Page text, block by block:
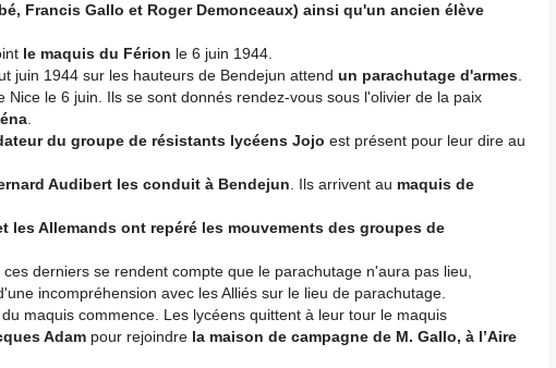
Francis Gallo et Roger Demonceaux) ainsi qu'un ancien élève
le maquis du Férion le 6 juin 1944.
juin 1944 sur les hauteurs de Bendejun attend un parachutage d'armes
Nice le 6 juin. Ils se sont donnés rendez-vous sous l'olivier de la paix
du groupe de résistants lycéens Jojo est présent pour leur dire au
Audibert les conduit à Bendejun . Ils arrivent au maquis de
les Allemands ont repéré les mouvements des groupes de
derniers se rendent compte que le parachutage n'aura pas lieu,
incompréhension avec les Alliés sur le lieu de parachutage.
maquis commence. Les lycéens quittent à leur tour le maquis
Adam pour rejoindre la maison de campagne de M. Gallo, à l’Aire